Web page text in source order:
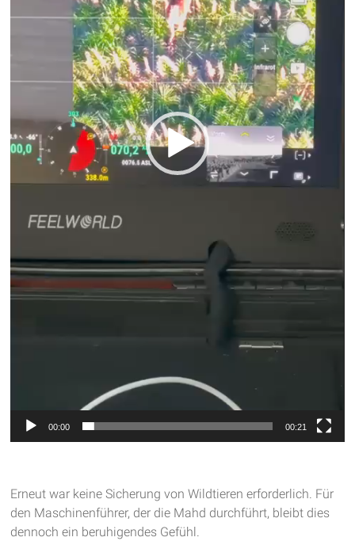
00:00 00:21
Erneut war keine Sicherung von Wildtieren erforderlich. Für
den Maschinenführer, der die Mahd durchführt, bleibt dies
dennoch ein beruhigendes Gefühl.